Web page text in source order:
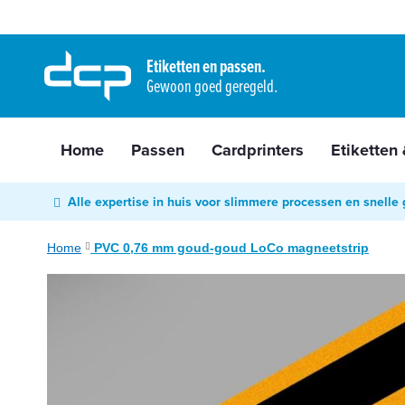
naar
de
inhoud
Etiketten en passen.
Gewoon goed geregeld.
Passen
Cardprinters
&
Readers
&
Home Passen Cardprinters Etiketten
Alle expertise in huis voor slimmere processen en snelle
Home PVC 0,76 mm goud-goud LoCo magneetstrip